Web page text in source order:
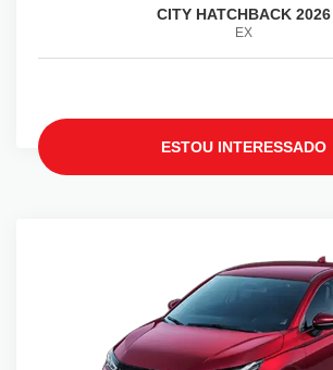
CITY HATCHBACK 2026
EX
ESTOU INTERESSADO